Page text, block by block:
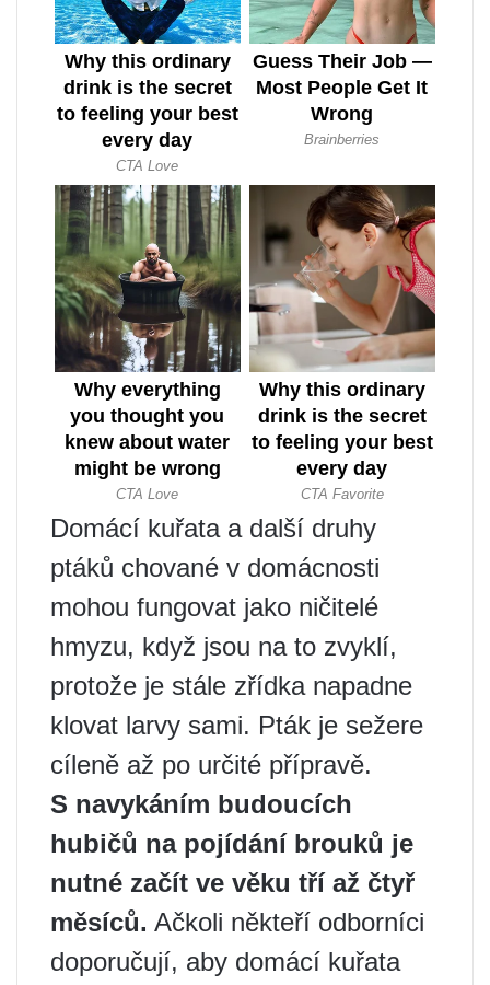
Domácí kuřata a další druhy
ptáků chované v domácnosti
mohou fungovat jako ničitelé
hmyzu, když jsou na to zvyklí,
protože je stále zřídka napadne
klovat larvy sami. Pták je sežere
cíleně až po určité přípravě.
S navykáním budoucích
hubičů na pojídání brouků je
nutné začít ve věku tří až čtyř
měsíců. Ačkoli někteří odborníci
doporučují, aby domácí kuřata